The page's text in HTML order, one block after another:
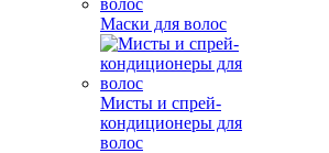
Маски для волос
Мисты и спрей-
кондиционеры для
волос